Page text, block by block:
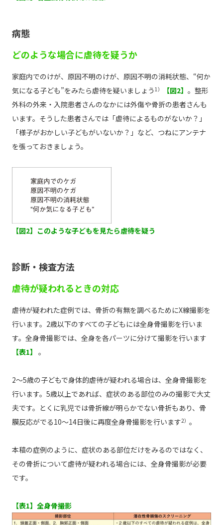
病態
どのような場合に虐待を疑うか
家庭内でのけが、原因不明のけが、原因不明の消耗状態、“何か
気になる子ども”をみたら虐待を疑いましょう 1） 【図2】 。整形
外科の外来・入院患者さんのなかには外傷や骨折の患者さんも
います。そうした患者さんでは「虐待によるものがないか？」
「様子がおかしい子どもがいないか？」など、つねにアンテナ
を張っておきましょう。
【図2】このような子どもを見たら虐待を疑う
診断・検査方法
虐待が疑われるときの対応
虐待が疑われた症例では、骨折の有無を調べるためにX線撮影を
行います。2歳以下のすべての子どもには全身骨撮影を行いま
す。全身骨撮影では、全身を各パーツに分けて撮影を行います
【表1】 。
2～5歳の子どもで身体的虐待が疑われる場合は、全身骨撮影を
行います。5歳以上であれば、症状のある部位のみの撮影で大丈
夫です。とくに乳児では骨折線が明らかでない骨折もあり、骨
膜反応がでる10～14日後に再度全身骨撮影を行います2） 。
本稿の症例のように、症状のある部位だけをみるのではなく、
その骨折について虐待が疑われる場合には、全身骨撮影が必要
です。
【表1】全身骨撮影